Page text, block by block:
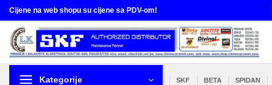
Skip
to
content
Cijene na web shopu su cijene sa PDV-om!
Kategorije SKF BETA SPIDAN